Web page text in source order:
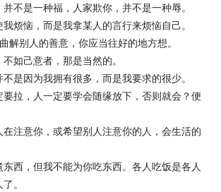
不是一种福，人家欺你，并不是一种辱。
烦恼，而是我拿某人的言行来烦恼自己。
解别人的善意，你应当往好的地方想。
如己意者，那是当然的。
是因为我拥有很多，而是我要求的很少。
拉，人一定要学会随缘放下，否则就会？便
注意你，或希望别人注意你的人，会生活的
西，但我不能为你吃东西。各人吃饭是各人
。